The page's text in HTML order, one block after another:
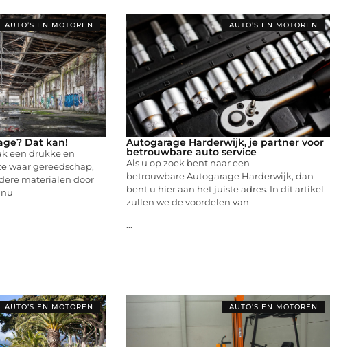
AUTO’S EN MOTOREN
Dat kan!
een drukke en
waar gereedschap,
materialen door
AUTO’S EN MOTOREN
Autogarage Harderwijk, je partner voor
betrouwbare auto service
Als u op zoek bent naar een
betrouwbare Autogarage Harderwijk, dan
bent u hier aan het juiste adres. In dit artikel
zullen we de voordelen van
...
AUTO’S EN MOTOREN AUTO’S EN MOTOREN